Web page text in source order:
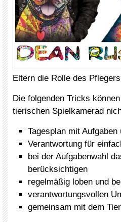
Eltern die Rolle des
Die folgenden Tricks
tierischen Spielkamerad
Tagesplan mit
Verantwortung für
bei der Aufgabenwahl
berücksichtigen
regelmäßig loben und
verantwortungsvollen
gemeinsam mit dem